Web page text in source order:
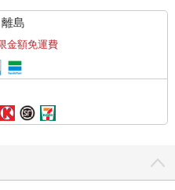
見過的世界。
為海底是黑暗的。即使在接近
下的海域總該是昏暗渾濁的
光芒。在海底，也有許多你從
這些冰山暴露在海面上的只是
海面的冰山像一個個透明燈罩
綽綽地投射到海中。
島
金額免運費